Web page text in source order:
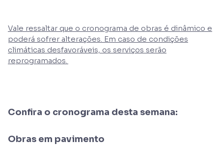
Vale ressaltar que o cronograma de obras é dinâmico e
poderá sofrer alterações. Em caso de condições
climáticas desfavoráveis, os serviços serão
reprogramados.
Confira o cronograma desta semana:
Obras em pavimento